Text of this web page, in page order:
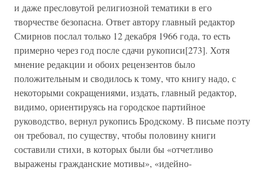
и даже пресловутой религиозной тематики в его
творчестве безопасна. Ответ автору главный редактор
Смирнов послал только 12 декабря 1966 года, то есть
примерно через год после сдачи рукописи[273]. Хотя
мнение редакции и обоих рецензентов было
положительным и сводилось к тому, что книгу надо, с
некоторыми сокращениями, издать, главный редактор,
видимо, ориентируясь на городское партийное
руководство, вернул рукопись Бродскому. В письме поэту
он требовал, по существу, чтобы половину книги
составили стихи, в которых были бы «отчетливо
выражены гражданские мотивы», «идейно-